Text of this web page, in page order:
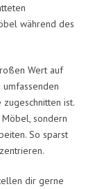
während des
Wert auf
ist.
sondern
So sparst
dir gerne